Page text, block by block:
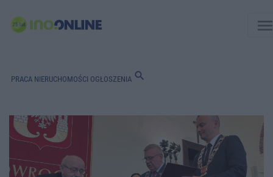
PRACA NIERUCHOMOŚCI OGŁOSZENIA search